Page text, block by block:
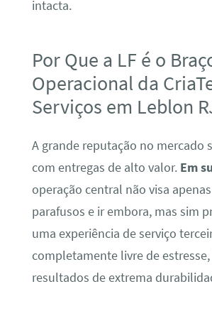
intacta.
Por Que a LF é o
Operacional da
Serviços em Leblon
A grande reputação no mercado
com entregas de alto valor. Em
operação central não visa
parafusos e ir embora, mas sim
uma experiência de serviço
completamente livre de
resultados de extrema